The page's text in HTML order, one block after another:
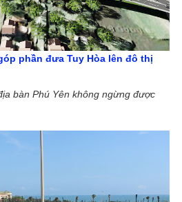
phần đưa Tuy Hòa lên đô thị
bàn Phú Yên không ngừng được